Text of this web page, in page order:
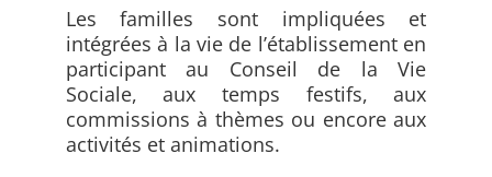
Les familles sont impliquées et
intégrées à la vie de l’établissement en
participant au Conseil de la Vie
Sociale, aux temps festifs, aux
commissions à thèmes ou encore aux
activités et animations.